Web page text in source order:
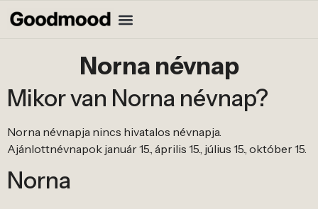
Norna névnap
Mikor van Norna névnap?
Norna névnapja nincs hivatalos névnapja.
Ajánlottnévnapok január 15., április 15., július 15., október 15.
Norna